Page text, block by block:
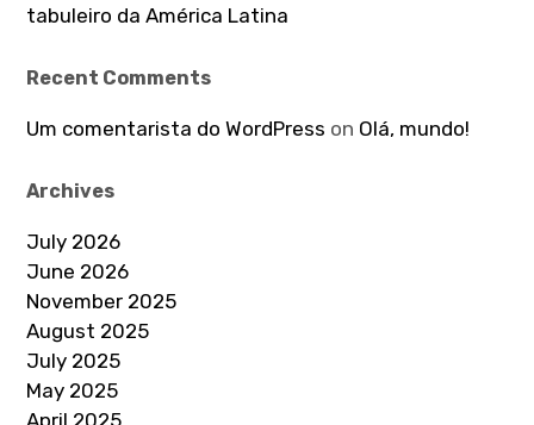
tabuleiro da América Latina
Recent Comments
Um comentarista do WordPress on Olá, mundo!
Archives
July 2026
June 2026
November 2025
August 2025
July 2025
May 2025